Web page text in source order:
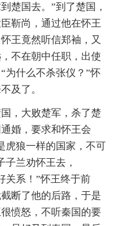
楚国去。”到了楚国，
靳尚，通过他在怀王
王竟然听信郑袖，又
不在朝中任职，出使
为什么不杀张仪？”怀
及了。
，大败楚军，杀了楚
婚，要求和怀王会
虎狼一样的国家，不可
子兰劝怀王去，
关系！”怀王终于前
断了他的后路，于是
愤怒，不听秦国的要